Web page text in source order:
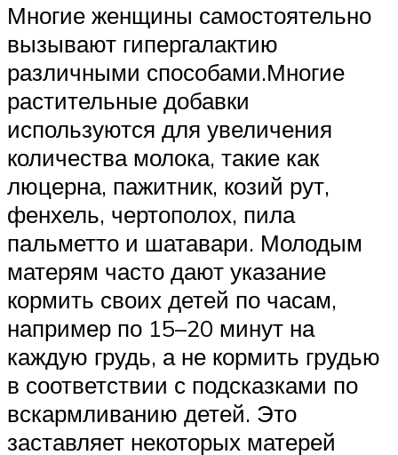
Многие женщины самостоятельно
вызывают гипергалактию
различными способами.Многие
растительные добавки
используются для увеличения
количества молока, такие как
люцерна, пажитник, козий рут,
фенхель, чертополох, пила
пальметто и шатавари. Молодым
матерям часто дают указание
кормить своих детей по часам,
например по 15–20 минут на
каждую грудь, а не кормить грудью
в соответствии с подсказками по
вскармливанию детей. Это
заставляет некоторых матерей